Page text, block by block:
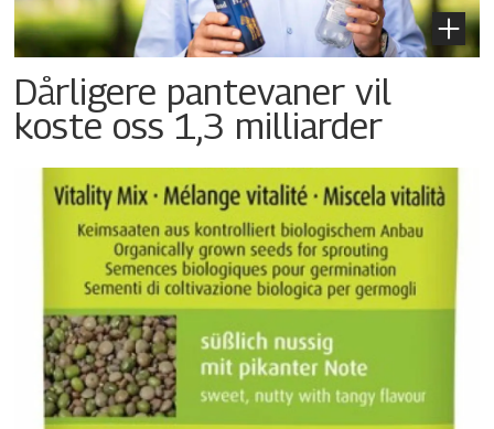
Dårligere pantevaner vil
koste oss 1,3 milliarder